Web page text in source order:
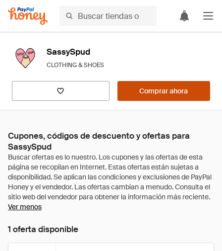
SassySpud
CLOTHING & SHOES
Comprar ahora
Cupones, códigos de descuento y ofertas para
SassySpud
Ver menos
1 oferta disponible